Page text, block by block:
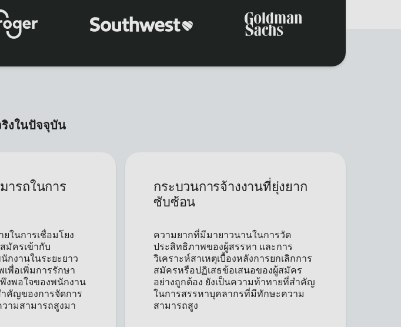
ยข้อมูลส่วนบุคคลของท่านตาม
งในปัจจุบัน
ารถในการ
ในการเชื่อมโยง
มัครเข้ากับ
งานในระยะยาว
พื่อเพิ่มการรักษา
งพอใจของพนักงาน
คัญของการจัดการ
ามสามารถสูงมา
กระบวนการจ้างงานที่ยุ่งยาก
ซับซ้อน
ความยากที่มีมายาวนานในการวัด
ประสิทธิภาพของผู้สรรหา และการ
วิเคราะห์สาเหตุเบื้องหลังการยกเลิกการ
สมัครหรือปฏิเสธข้อเสนอของผู้สมัคร
อย่างถูกต้อง ยังเป็นความท้าทายที่สำคัญ
ในการสรรหาบุคลากรที่มีทักษะความ
สามารถสูง